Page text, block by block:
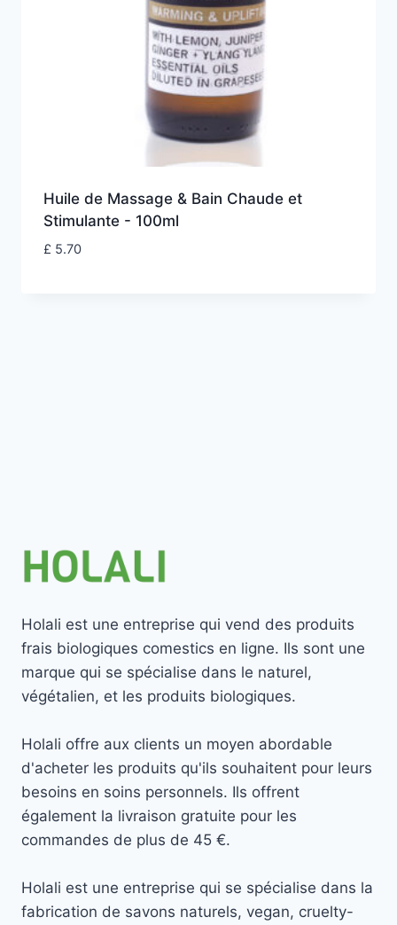
Huile de Massage & Bain Chaude et
Stimulante - 100ml
£ 5.70
Holali est une entreprise qui vend des produits
frais biologiques comestics en ligne. Ils sont une
marque qui se spécialise dans le naturel,
végétalien, et les produits biologiques.
Holali offre aux clients un moyen abordable
d'acheter les produits qu'ils souhaitent pour leurs
besoins en soins personnels. Ils offrent
également la livraison gratuite pour les
commandes de plus de 45 €.
Holali est une entreprise qui se spécialise dans la
fabrication de savons naturels, vegan, cruelty-